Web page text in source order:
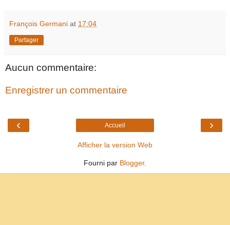
François Germani at 17:04
Partager
Aucun commentaire:
Enregistrer un commentaire
‹ ›
Accueil
Afficher la version Web
Fourni par Blogger.